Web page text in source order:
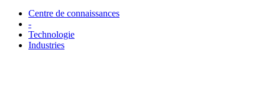
Centre de connaissances
-
Technologie
Industries